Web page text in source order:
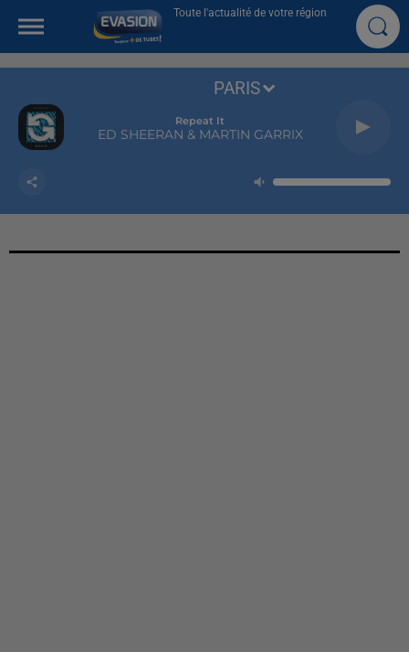
Toute l'actualité de votre région
Repeat It
ED SHEERAN & MARTIN GARRIX
PARIS